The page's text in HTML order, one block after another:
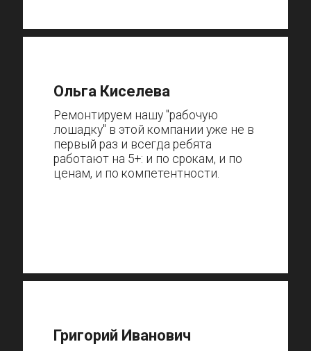
Ольга Киселева
Ремонтируем нашу "рабочую
лошадку" в этой компании уже не в
первый раз и всегда ребята
работают на 5+: и по срокам, и по
ценам, и по компетентности.
Григорий Иванович